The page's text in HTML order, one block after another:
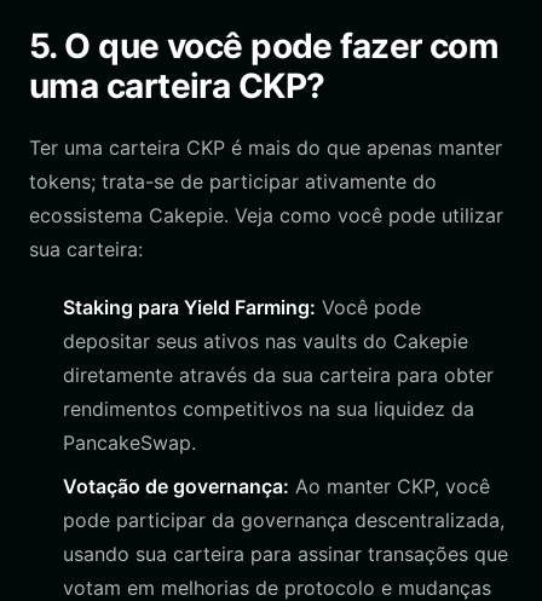
5. O que você pode fazer com
uma carteira CKP?
Ter uma carteira CKP é mais do que apenas manter
tokens; trata-se de participar ativamente do
ecossistema Cakepie. Veja como você pode utilizar
sua carteira:
Staking para Yield Farming: Você pode
depositar seus ativos nas vaults do Cakepie
diretamente através da sua carteira para obter
rendimentos competitivos na sua liquidez da
PancakeSwap.
Votação de governança: Ao manter CKP, você
pode participar da governança descentralizada,
usando sua carteira para assinar transações que
votam em melhorias de protocolo e mudanças